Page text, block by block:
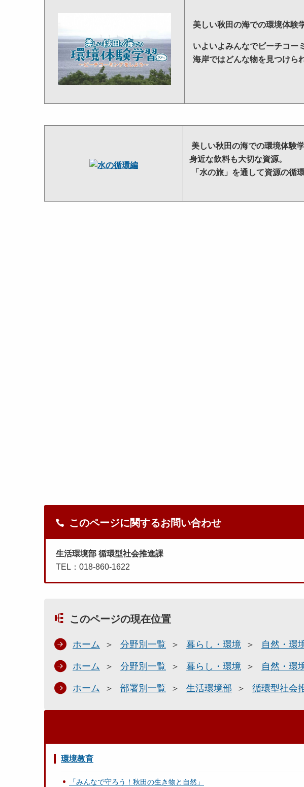
美しい秋田の海での環境体験
いよいよみんなでビーチコー
海岸ではどんな物を見つけら
美しい秋田の海での環境体験
身近な飲料も大切な資源。
「水の旅」を通して資源の循
このページに関するお問い合わせ
生活環境部 循環型社会推進課
TEL：018-860-1622
このページの現在位置
ホーム 分野別一覧 暮らし・環境 自然・環
ホーム 分野別一覧 暮らし・環境 自然・環
ホーム 部署別一覧 生活環境部 循環型社会
環境教育
「みんなで守ろう！秋田の生き物と自然」